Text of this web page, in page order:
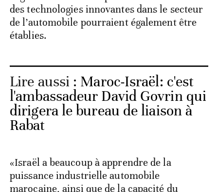
des technologies innovantes dans le secteur
de l’automobile pourraient également être
établies.
Lire aussi : Maroc-Israël: c'est
l'ambassadeur David Govrin qui
dirigera le bureau de liaison à
Rabat
«Israël a beaucoup à apprendre de la
puissance industrielle automobile
marocaine, ainsi que de la capacité du